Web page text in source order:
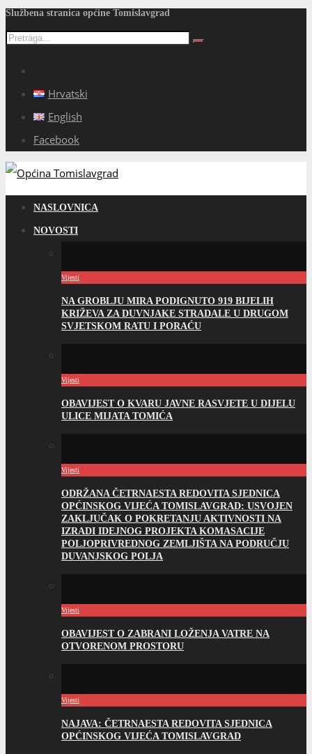
Službena stranica općine Tomislavgrad
Hrvatski
English
Facebook
NASLOVNICA
NOVOSTI
Vijesti
NA GROBLJU MIRA PODIGNUTO 919 BIJELIH
KRIŽEVA ZA DUVNJAKE STRADALE U DRUGOM
SVJETSKOM RATU I PORAĆU
Vijesti
OBAVIJEST O KVARU JAVNE RASVJETE U DIJELU
ULICE MIJATA TOMIĆA
Vijesti
ODRŽANA ČETRNAESTA REDOVITA SJEDNICA
OPĆINSKOG VIJEĆA TOMISLAVGRAD: USVOJEN
ZAKLJUČAK O POKRETANJU AKTIVNOSTI NA
IZRADI IDEJNOG PROJEKTA KOMASACIJE
POLJOPRIVREDNOG ZEMLJIŠTA NA PODRUČJU
DUVANJSKOG POLJA
Vijesti
OBAVIJEST O ZABRANI LOŽENJA VATRE NA
OTVORENOM PROSTORU
Vijesti
NAJAVA: ČETRNAESTA REDOVITA SJEDNICA
OPĆINSKOG VIJEĆA TOMISLAVGRAD